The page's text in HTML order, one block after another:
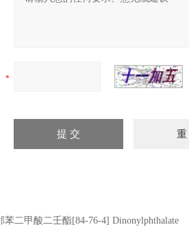
苯二甲酸二壬酯[84-76-4] Dinonylphthalate